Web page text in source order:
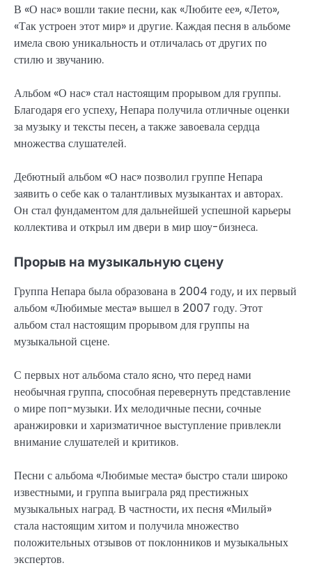
В «О нас» вошли такие песни, как «Любите ее», «Лето»,
«Так устроен этот мир» и другие. Каждая песня в альбоме
имела свою уникальность и отличалась от других по
стилю и звучанию.
Альбом «О нас» стал настоящим прорывом для группы.
Благодаря его успеху, Непара получила отличные оценки
за музыку и тексты песен, а также завоевала сердца
множества слушателей.
Дебютный альбом «О нас» позволил группе Непара
заявить о себе как о талантливых музыкантах и авторах.
Он стал фундаментом для дальнейшей успешной карьеры
коллектива и открыл им двери в мир шоу-бизнеса.
Прорыв на музыкальную сцену
Группа Непара была образована в 2004 году, и их первый
альбом «Любимые места» вышел в 2007 году. Этот
альбом стал настоящим прорывом для группы на
музыкальной сцене.
С первых нот альбома стало ясно, что перед нами
необычная группа, способная перевернуть представление
о мире поп-музыки. Их мелодичные песни, сочные
аранжировки и харизматичное выступление привлекли
внимание слушателей и критиков.
Песни с альбома «Любимые места» быстро стали широко
известными, и группа выиграла ряд престижных
музыкальных наград. В частности, их песня «Милый»
стала настоящим хитом и получила множество
положительных отзывов от поклонников и музыкальных
экспертов.